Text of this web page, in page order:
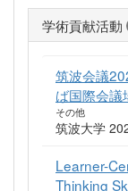
学術貢献活動
筑波会議
ば国際会議
その他
筑波大学
Learner-
Thinking